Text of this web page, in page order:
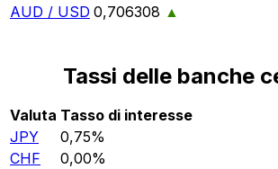
AUD / USD 0,706308 ▲
Tassi delle banche
Valuta Tasso di interesse
JPY
0,75%
CHF
0,00%